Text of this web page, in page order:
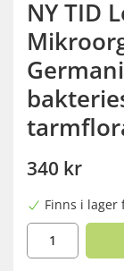
NY TID
340 kr
Finns i lager